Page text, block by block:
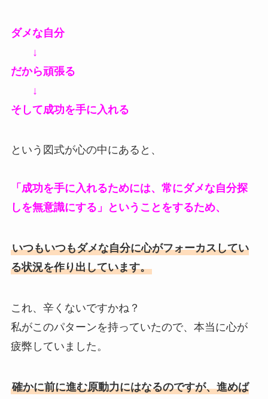
ダメな自分
↓
だから頑張る
↓
そして成功を手に入れる
という図式が心の中にあると、
「成功を手に入れるためには、常にダメな自分探
しを無意識にする」ということをするため、
いつもいつもダメな自分に心がフォーカスしてい
る状況を作り出しています。
これ、辛くないですかね？
私がこのパターンを持っていたので、本当に心が
疲弊していました。
確かに前に進む原動力にはなるのですが、進めば